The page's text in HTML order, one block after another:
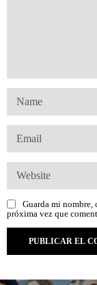
Guarda mi nombre,
próxima vez que